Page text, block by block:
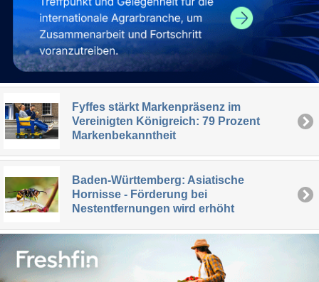
Fyffes stärkt Markenpräsenz im
Vereinigten Königreich: 79 Prozent
Markenbekanntheit
Baden-Württemberg: Asiatische
Hornisse - Förderung bei
Nestentfernungen wird erhöht